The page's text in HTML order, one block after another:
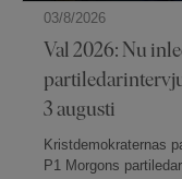
03/8/2026
Val 2026: Nu
3 augusti
Kristdemokraternas
P1 Morgons